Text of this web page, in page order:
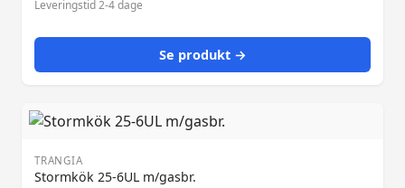
Leveringstid 2-4 dage
Se produkt →
TRANGIA
Stormkök 25-6UL m/gasbr.